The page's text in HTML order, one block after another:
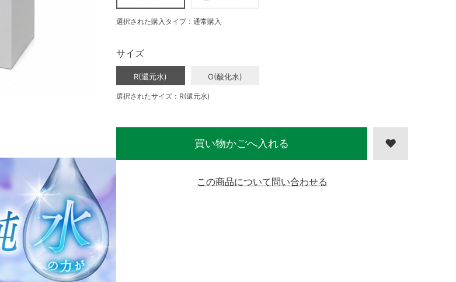
選択された購入タイプ：通常購入
サイズ
R(還元水) O(酸化水)
選択されたサイズ：R(還元水)
買い物かごへ入れる
この商品について問い合わせる